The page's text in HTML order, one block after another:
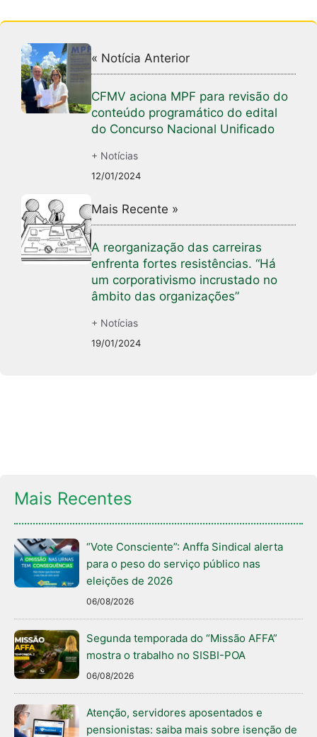
« Notícia Anterior
CFMV aciona MPF para revisão do
conteúdo programático do edital
do Concurso Nacional Unificado
+ Notícias
12/01/2024
Mais Recente »
A reorganização das carreiras
enfrenta fortes resistências. “Há
um corporativismo incrustado no
âmbito das organizações”
+ Notícias
19/01/2024
Mais Recentes
“Vote Consciente”: Anffa Sindical alerta
para o peso do serviço público nas
eleições de 2026
06/08/2026
Segunda temporada do “Missão AFFA”
mostra o trabalho no SISBI-POA
06/08/2026
Atenção, servidores aposentados e
pensionistas: saiba mais sobre isenção de